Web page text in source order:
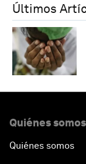
Últimos
Quiénes somos
Quiénes somos